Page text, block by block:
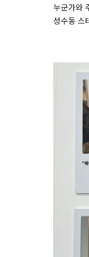
누군가와
성수동 스